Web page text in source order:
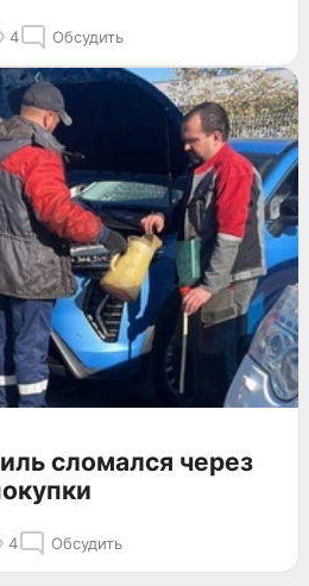
4 Обсудить
сломался через
4 Обсудить